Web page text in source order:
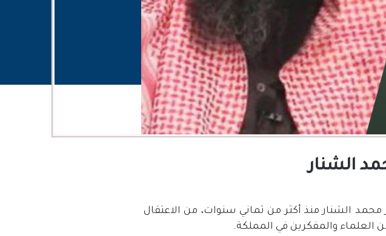
الشنار منذ أكثر من ثماني سنوات، من الاعتقال
العلماء والمفكرين في المملكة.